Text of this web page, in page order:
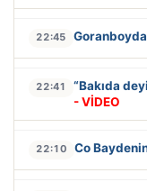
22:45 Goranboyda
22:41
“Bakıda
- VİDEO
22:10 Co